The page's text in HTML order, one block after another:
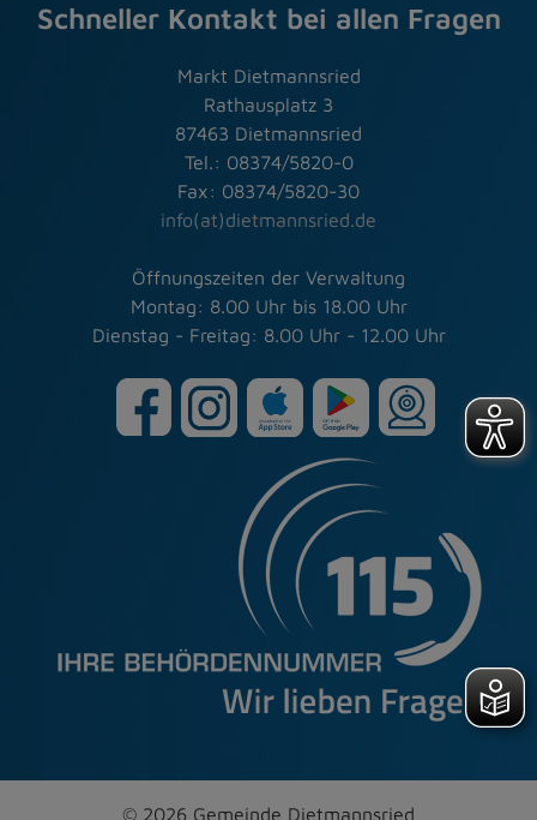
Schneller Kontakt bei allen Fragen
Markt Dietmannsried
Rathausplatz 3
87463 Dietmannsried
Tel.: 08374/5820-0
Fax: 08374/5820-30
info(at)dietmannsried.de
Öffnungszeiten der Verwaltung
Montag: 8.00 Uhr bis 18.00 Uhr
Dienstag - Freitag: 8.00 Uhr - 12.00 Uhr
© 2026 Gemeinde Dietmannsried